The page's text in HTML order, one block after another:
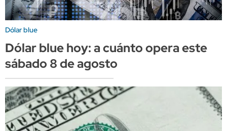
Dólar blue
Dólar blue hoy: a cuánto opera este
sábado 8 de agosto